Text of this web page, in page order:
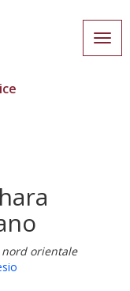
orientale